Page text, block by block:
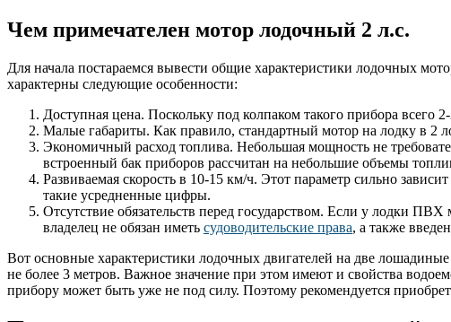
Чем примечателен мотор лодочный 2 л.с.
Для начала постараемся вывести общие характеристики лодочных
характерны следующие особенности:
Доступная цена. Поскольку под колпаком такого прибора всего
Малые габариты. Как правило, стандартный мотор на лодку в 2
Экономичный расход топлива. Небольшая мощность не
встроенный бак приборов рассчитан на небольшие объемы
Развиваемая скорость в 10-15 км/ч. Этот параметр сильно
такие усредненные цифры.
Отсутствие обязательств перед государством. Если у лодки ПВХ
владелец не обязан иметь судоводительские права, а также
Вот основные характеристики лодочных двигателей на две
не более 3 метров. Важное значение при этом имеют и свойства
прибору может быть уже не под силу. Поэтому рекомендуется